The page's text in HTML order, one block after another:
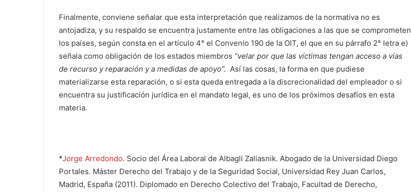
Finalmente, conviene señalar que esta interpretación que realizamos de la normativa no es
antojadiza, y su respaldo se encuentra justamente entre las obligaciones a las que se comprometen
los países, según consta en el artículo 4° el Convenio 190 de la OIT, el que en su párrafo 2° letra e)
señala como obligación de los estados miembros “velar por que las víctimas tengan acceso a vías
de recurso y reparación y a medidas de apoyo”. Así las cosas, la forma en que pudiese
materializarse esta reparación, o si esta queda entregada a la discrecionalidad del empleador o si
encuentra su justificación jurídica en el mandato legal, es uno de los próximos desafíos en esta
materia.
*Jorge Arredondo. Socio del Área Laboral de Albagli Zaliasnik. Abogado de la Universidad Diego
Portales. Máster Derecho del Trabajo y de la Seguridad Social, Universidad Rey Juan Carlos,
Madrid, España (2011). Diplomado en Derecho Colectivo del Trabajo, Facultad de Derecho,